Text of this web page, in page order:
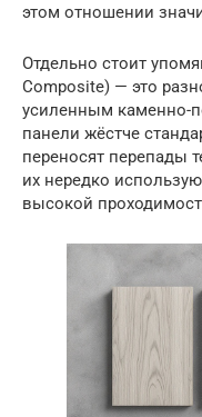
этом отношении
Отдельно стоит
Composite) — это
усиленным каменно-
панели жёстче
переносят перепады
их нередко
высокой